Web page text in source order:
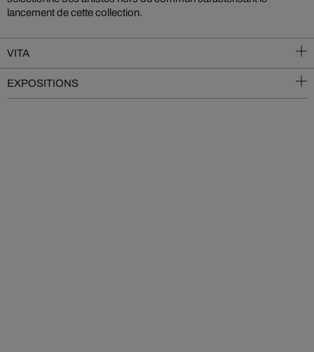
lancement de cette collection.
VITA
EXPOSITIONS